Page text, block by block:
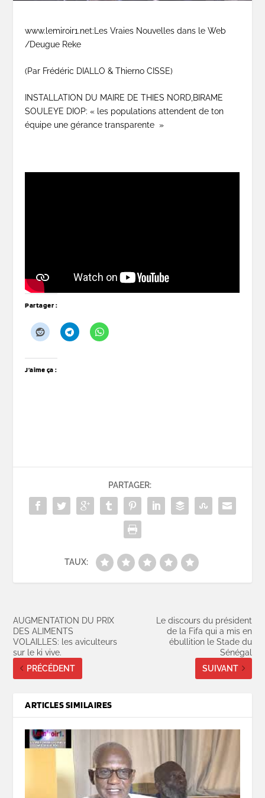
www.lemiroir1.net:Les Vraies Nouvelles dans le Web
/Deugue Reke
(Par Frédéric DIALLO & Thierno CISSE)
INSTALLATION DU MAIRE DE THIES NORD,BIRAME
SOULEYE DIOP: « les populations attendent de ton
équipe une gérance transparente »
Partager :
J’aime ça :
PARTAGER:
TAUX:
AUGMENTATION DU PRIX
DES ALIMENTS
VOLAILLES: les aviculteurs
sur le ki vive.
PRÉCÉDENT
Le discours du président
de la Fifa qui a mis en
ébullition le Stade du
Sénégal
SUIVANT
ARTICLES SIMILAIRES